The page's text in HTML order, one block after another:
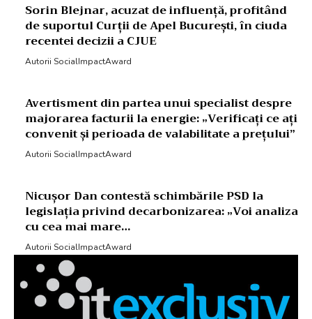
Sorin Blejnar, acuzat de influență, profitând
de suportul Curții de Apel București, în ciuda
recentei decizii a CJUE
Autorii SocialImpactAward
Avertisment din partea unui specialist despre
majorarea facturii la energie: „Verificați ce ați
convenit și perioada de valabilitate a prețului”
Autorii SocialImpactAward
Nicușor Dan contestă schimbările PSD la
legislația privind decarbonizarea: „Voi analiza
cu cea mai mare…
Autorii SocialImpactAward